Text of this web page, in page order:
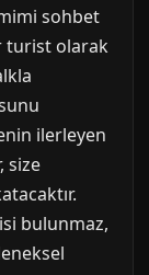
sohbet
turist olarak
ilerleyen
size
bulunmaz,